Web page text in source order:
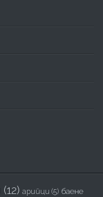
(12) арийци (5) баене